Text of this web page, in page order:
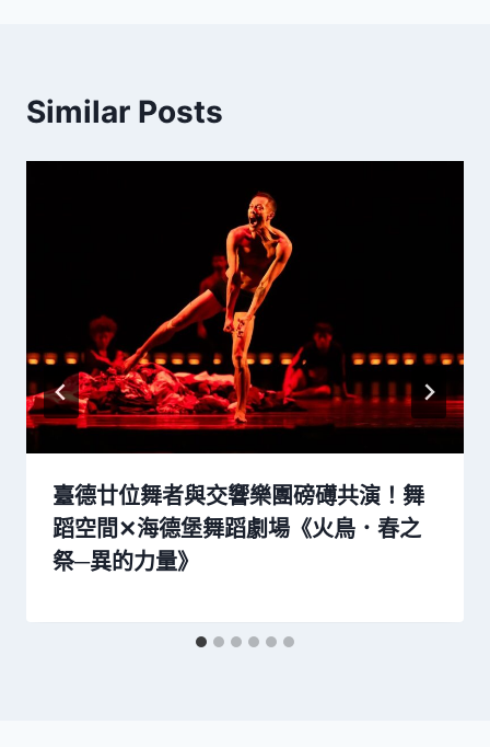
Similar Posts
臺德廿位舞者與交響樂團磅礡共演！舞
蹈空間✕海德堡舞蹈劇場《火鳥．春之
祭─異的力量》